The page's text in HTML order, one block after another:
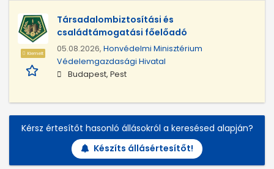
Kiemelt
Társadalombiztosítási és
családtámogatási főelőadó
05.08.2026, Honvédelmi Minisztérium
Védelemgazdasági Hivatal
Budapest, Pest
Kérsz értesítőt hasonló állásokról a keresésed alapján?
Készíts állásértesítőt!